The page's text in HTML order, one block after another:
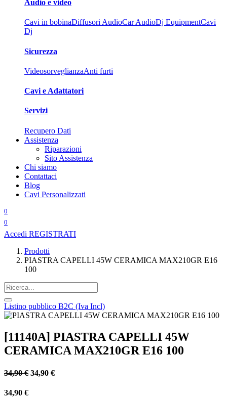
Audio e video
Cavi in bobinaDiffusori AudioCar AudioDj EquipmentCavi
Dj
Sicurezza
VideosorveglianzaAnti furti
Cavi e Adattatori
Servizi
Recupero Dati
Assistenza
Riparazioni
Sito Assistenza
Chi siamo
Contattaci
Blog
Cavi Personalizzati
0
0
Accedi REGISTRATI
Prodotti
PIASTRA CAPELLI 45W CERAMICA MAX210GR E16
100
Listino pubblico B2C (Iva Incl)
[11140A] PIASTRA CAPELLI 45W
CERAMICA MAX210GR E16 100
34,90€ 34,90 €
34,90 €